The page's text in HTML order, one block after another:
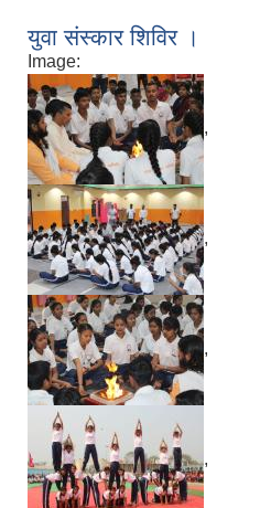
युवा संस्कार शिविर ।
Image: